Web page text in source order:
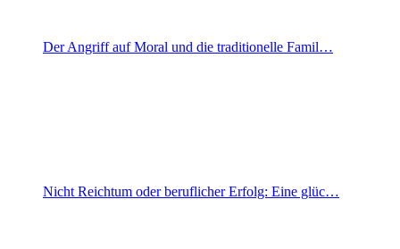
Der Angriff auf Moral und die traditionelle Famil…
Nicht Reichtum oder beruflicher Erfolg: Eine glüc…